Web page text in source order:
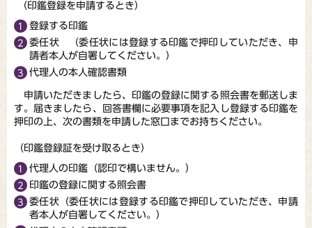
（印鑑登録を申請するとき）
登録する印鑑
委任状 （委任状には登録する印鑑で押印していただき、申
請者本人が自署してください。）
代理人の本人確認書類
申請いただきましたら、印鑑の登録に関する照会書を郵送しま
す。届きましたら、回答書欄に必要事項を記入し登録する印鑑を
押印の上、次の書類を申請した窓口までお持ちください。
（印鑑登録証を受け取るとき）
代理人の印鑑（認印で構いません。）
印鑑の登録に関する照会書
委任状（委任状には登録する印鑑で押印していただき、申請
者本人が自署してください。）